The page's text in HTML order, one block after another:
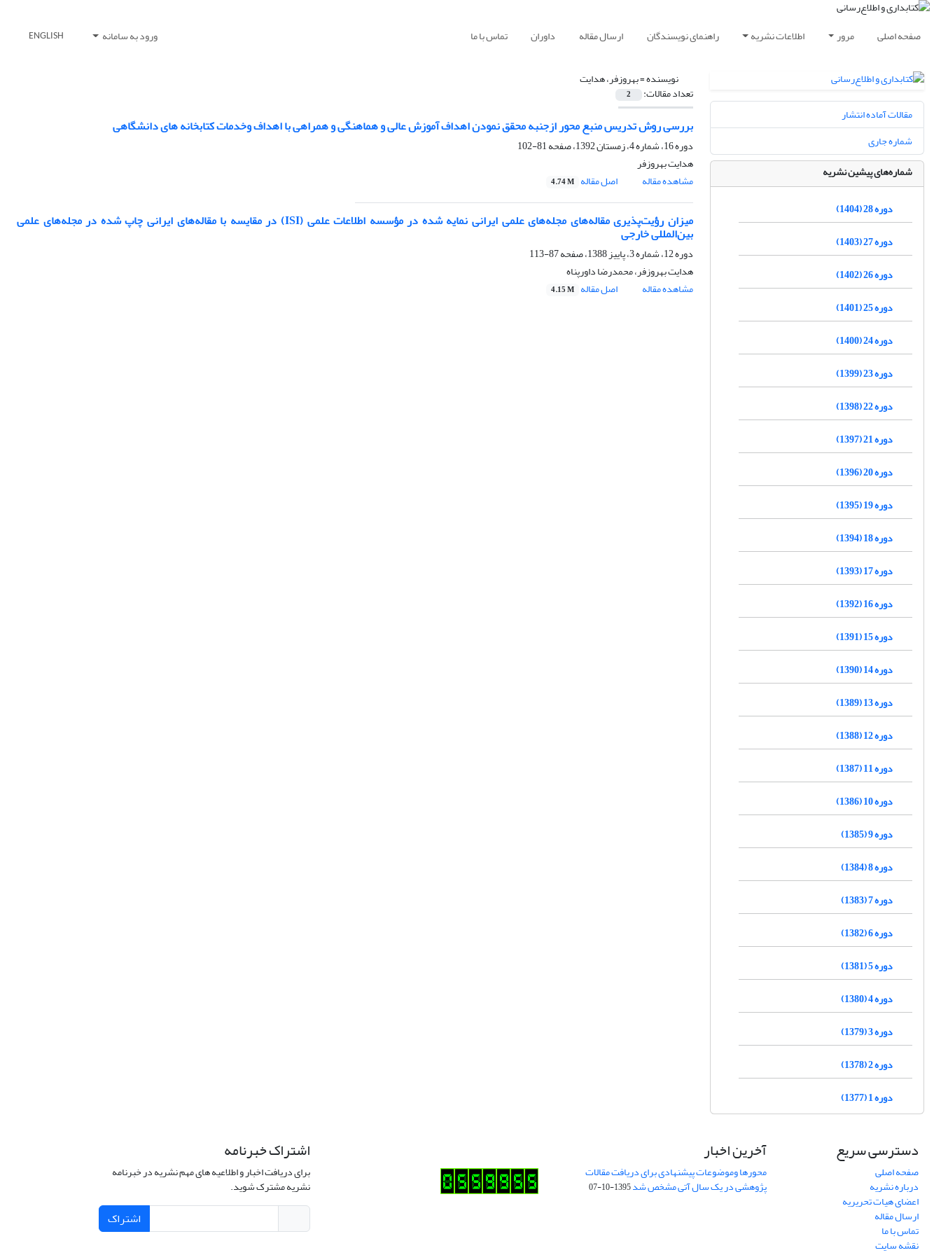
صفحه اصلی مرور اطلاعات نشریه راهنمای نویسندگان ارسال مقاله داوران تماس با ما ورود به سامانه ENGLISH
نویسنده =بهروزفر، هدایت
تعداد مقالات: 2
بررسی روش تدریس منبع محور ازجنبه محقق نمودن اهداف آموزش عالی و هماهنگی و همراهی با اهداف وخدمات کتابخانه های دانشگاهی
دوره 16، شماره 4، زمستان 1392، صفحه
81-102
هدایت بهروزفر
مشاهده مقاله
اصل مقاله 4.74 M
میزان رؤیت‌پذیری مقاله‌های مجله‌های علمی ایرانی نمایه شده در مؤسسه اطلاعات علمی (ISI) در مقایسه با مقاله‌های ایرانی چاپ شده در مجله‌های علمی
بین‌المللی خارجی
دوره 12، شماره 3، پاییز 1388، صفحه
87-113
هدایت بهروزفر، محمدرضا داورپناه
مشاهده مقاله
اصل مقاله 4.15 M
مقالات آماده انتشار
شماره جاری
شماره‌های پیشین نشریه
دوره 28 (1404)
دوره 27 (1403)
دوره 26 (1402)
دوره 25 (1401)
دوره 24 (1400)
دوره 23 (1399)
دوره 22 (1398)
دوره 21 (1397)
دوره 20 (1396)
دوره 19 (1395)
دوره 18 (1394)
دوره 17 (1393)
دوره 16 (1392)
دوره 15 (1391)
دوره 14 (1390)
دوره 13 (1389)
دوره 12 (1388)
دوره 11 (1387)
دوره 10 (1386)
دوره 9 (1385)
دوره 8 (1384)
دوره 7 (1383)
دوره 6 (1382)
دوره 5 (1381)
دوره 4 (1380)
دوره 3 (1379)
دوره 2 (1378)
دوره 1 (1377)
دسترسی سریع
صفحه اصلی
درباره نشریه
اعضای هیات تحریریه
ارسال مقاله
تماس با ما
نقشه سایت
آخرین اخبار
محورها وموضوعات پیشنهادی برای دریافت مقالات
پژوهشی در یک سال آتی مشخص شد1395-10-07
اشتراک خبرنامه
برای دریافت اخبار و اطلاعیه های مهم نشریه در خبرنامه
نشریه مشترک شوید.
اشتراک